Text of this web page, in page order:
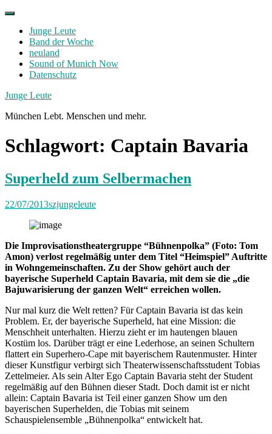
Skip
contentJunge Leute
Band der Woche
neuland
Sound of Munich Now
Datenschutz
Facebook
Twitter
Instagram
Junge Leute
München Lebt. Menschen und mehr.
Schlagwort: Captain Bavaria
Superheld zum Selbermachen
22/07/2013szjungeleute
Die Improvisationstheatergruppe “Bühnenpolka” (Foto: Tom
Amon) verlost regelmäßig unter dem Titel “Heimspiel” Auftritte
in Wohngemeinschaften. Zu der Show gehört auch der
bayerische Superheld Captain Bavaria, mit dem sie die „die
Bajuwarisierung der ganzen Welt“ erreichen wollen.
Nur mal kurz die Welt retten? Für Captain Bavaria ist das kein
Problem. Er, der bayerische Superheld, hat eine Mission: die
Menschheit unterhalten. Hierzu zieht er im hautengen blauen
Kostüm los. Darüber trägt er eine Lederhose, an seinen Schultern
flattert ein Superhero-Cape mit bayerischem Rautenmuster. Hinter
dieser Kunstfigur verbirgt sich Theaterwissenschaftsstudent Tobias
Zettelmeier. Als sein Alter Ego Captain Bavaria steht der Student
regelmäßig auf den Bühnen dieser Stadt. Doch damit ist er nicht
allein: Captain Bavaria ist Teil einer ganzen Show um den
bayerischen Superhelden, die Tobias mit seinem
Schauspielensemble „Bühnenpolka“ entwickelt hat.